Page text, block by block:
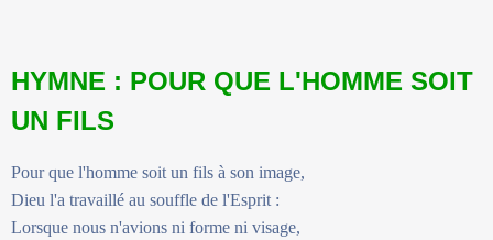
HYMNE : POUR QUE L'HOMME SOIT
UN FILS
Pour que l'homme soit un fils à son image,
Dieu l'a travaillé au souffle de l'Esprit :
Lorsque nous n'avions ni forme ni visage,